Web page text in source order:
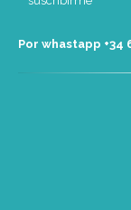
Por whastapp +34